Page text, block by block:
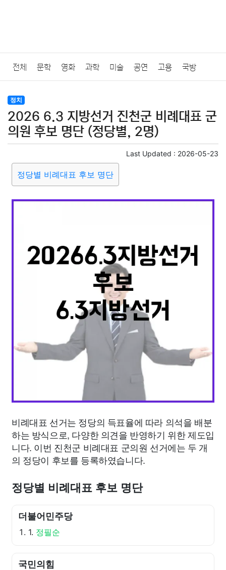
전체 문학 영화 과학 미술 공연 고용 국방
법률
질병 가요 방송 일상 주식 암호화폐 블록체인
미용 증권 인테리어
요리 상품리뷰 원예 금융
부동산 외국어 교육 교통 생활 기타
정치
2026 6.3 지방선거 진천군 비례대표 군
의원 후보 명단 (정당별, 2명)
Last Updated : 2026-05-23
정당별 비례대표 후보 명단
비례대표 선거는 정당의 득표율에 따라 의석을 배분
하는 방식으로, 다양한 의견을 반영하기 위한 제도입
니다. 이번 진천군 비례대표 군의원 선거에는 두 개
의 정당이 후보를 등록하였습니다.
정당별 비례대표 후보 명단
더불어민주당
1. 정필순
국민의힘